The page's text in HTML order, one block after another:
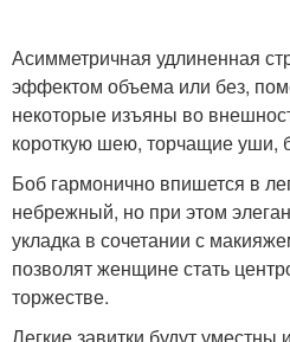
Асимметричная удлиненная
эффектом объема или без,
некоторые изъяны во
короткую шею, торчащие уши,
Боб гармонично впишется в
небрежный, но при этом
укладка в сочетании с
позволят женщине стать
торжестве.
Легкие завитки будут